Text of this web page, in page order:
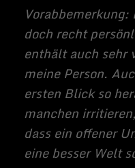
so trivial. Nun ist es so,
vor allem auch der
Parkinsongewidmet hat.
war nicht nur eines der
Privatleuten ermöglicht hat
Gene zu erkunden, sondern
Expertise in Parkinson
meinem Fall besonders zu
Vielleicht kann ich da
beitragen, die Welt ein
zu machen und mir dabei